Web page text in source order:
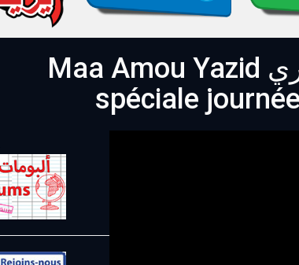
مع عمو يزيد خاصة بالسرطان 20 فيفري Maa Amou Yazid
spéciale